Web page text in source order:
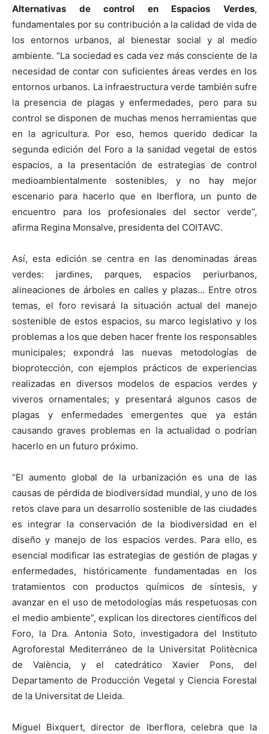
Alternativas de control en Espacios Verdes,
fundamentales por su contribución a la calidad de vida de
los entornos urbanos, al bienestar social y al medio
ambiente. “La sociedad es cada vez más consciente de la
necesidad de contar con suficientes áreas verdes en los
entornos urbanos. La infraestructura verde también sufre
la presencia de plagas y enfermedades, pero para su
control se disponen de muchas menos herramientas que
en la agricultura. Por eso, hemos querido dedicar la
segunda edición del Foro a la sanidad vegetal de estos
espacios, a la presentación de estrategias de control
medioambientalmente sostenibles, y no hay mejor
escenario para hacerlo que en Iberflora, un punto de
encuentro para los profesionales del sector verde”,
afirma Regina Monsalve, presidenta del COITAVC.
Así, esta edición se centra en las denominadas áreas
verdes: jardines, parques, espacios periurbanos,
alineaciones de árboles en calles y plazas… Entre otros
temas, el foro revisará la situación actual del manejo
sostenible de estos espacios, su marco legislativo y los
problemas a los que deben hacer frente los responsables
municipales; expondrá las nuevas metodologías de
bioprotección, con ejemplos prácticos de experiencias
realizadas en diversos modelos de espacios verdes y
viveros ornamentales; y presentará algunos casos de
plagas y enfermedades emergentes que ya están
causando graves problemas en la actualidad o podrían
hacerlo en un futuro próximo.
“El aumento global de la urbanización es una de las
causas de pérdida de biodiversidad mundial, y uno de los
retos clave para un desarrollo sostenible de las ciudades
es integrar la conservación de la biodiversidad en el
diseño y manejo de los espacios verdes. Para ello, es
esencial modificar las estrategias de gestión de plagas y
enfermedades, históricamente fundamentadas en los
tratamientos con productos químicos de síntesis, y
avanzar en el uso de metodologías más respetuosas con
el medio ambiente”, explican los directores científicos del
Foro, la Dra. Antonia Soto, investigadora del Instituto
Agroforestal Mediterráneo de la Universitat Politècnica
de València, y el catedrático Xavier Pons, del
Departamento de Producción Vegetal y Ciencia Forestal
de la Universitat de Lleida.
Miguel Bixquert, director de Iberflora, celebra que la